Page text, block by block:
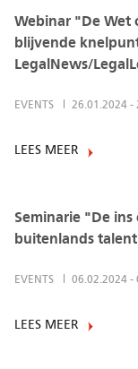
Webinar "De Wet
blijvende
LegalNews/
EVENTS 26.01.2024 -
LEES MEER
Seminarie "De
buitenlands
EVENTS 06.02.2024 -
LEES MEER